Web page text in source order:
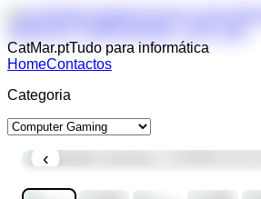
CatMar.ptTudo para informática
HomeContactos
Categoria
‹